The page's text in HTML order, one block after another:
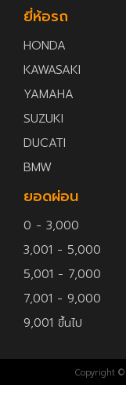
ยี่ห้อรถ
HONDA
KAWASAKI
YAMAHA
SUZUKI
DUCATI
BMW
ยอดผ่อน
0 - 3,000
3,001 - 5,000
5,001 - 7,000
7,001 - 9,000
9,001 ขึ้นไป
Copyright ©